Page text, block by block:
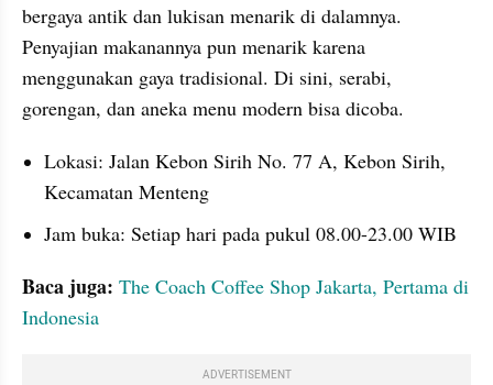
bergaya antik dan lukisan menarik di dalamnya.
Penyajian makanannya pun menarik karena
menggunakan gaya tradisional. Di sini, serabi,
gorengan, dan aneka menu modern bisa dicoba.
Lokasi: Jalan Kebon Sirih No. 77 A, Kebon Sirih,
Kecamatan Menteng
Jam buka: Setiap hari pada pukul 08.00-23.00 WIB
Baca juga: The Coach Coffee Shop Jakarta, Pertama di
Indonesia
ADVERTISEMENT